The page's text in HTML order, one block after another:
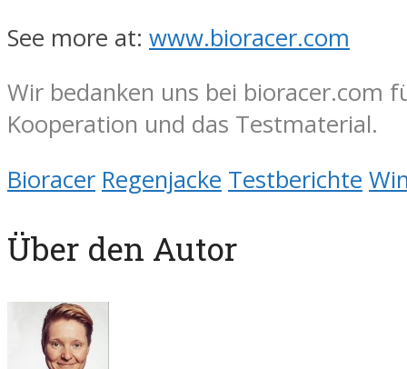
See more at: www.bioracer.com
Wir bedanken uns bei bioracer.com
Kooperation und das Testmaterial.
Bioracer Regenjacke Testberichte
Über den Autor